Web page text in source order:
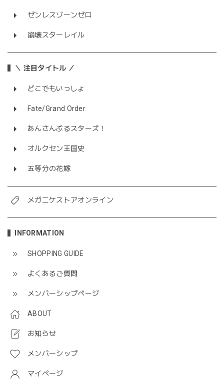
ゼンレスゾーンゼロ
崩壊スターレイル
＼ 注目タイトル ／
どこでもいっしょ
Fate/Grand Order
あんさんぶるスターズ！
オルクセン王国史
五等分の花嫁
メガニケストアオンライン
INFORMATION
SHOPPING GUIDE
よくあるご質問
メンバーシップページ
ABOUT
お知らせ
メンバーシップ
マイページ